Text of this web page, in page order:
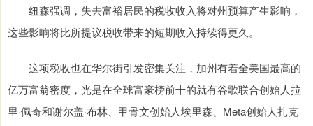
纽森强调，失去富裕居民的税收收入将对州预算产生影响，
这些影响将比所提议税收带来的短期收入持续得更久。
这项税收也在华尔街引发密集关注，加州有着全美国最高的
亿万富翁密度，光是在全球富豪榜前十的就有谷歌联合创始人拉
里·佩奇和谢尔盖·布林、甲骨文创始人埃里森、Meta创始人扎克